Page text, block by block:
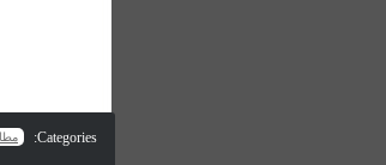
Categories: